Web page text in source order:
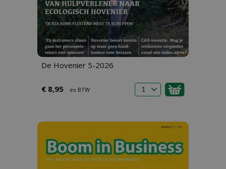
De Hovenier 5-2026
€ 8,95 ex BTW